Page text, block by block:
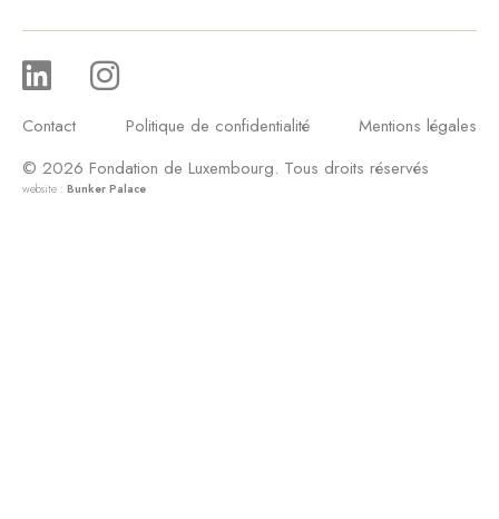
Contact Politique de confidentialité
Mentions légales
© 2026 Fondation de Luxembourg. Tous droits réservés
website : Bunker Palace